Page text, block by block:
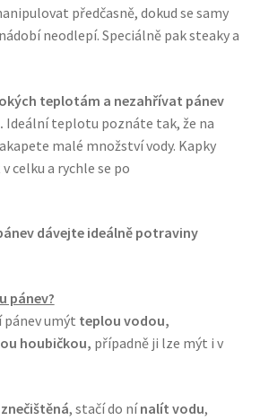
předčasně, dokud se samy
neodlepí. Speciálně pak steaky a
teplotám a nezahřívat pánev
Ideální teplotu poznáte tak, že na
malé množství vody. Kapky
celku a rychle se po
dávejte ideálně potraviny
pánev?
pánev umýt teplou vodou,
houbičkou, případně ji lze mýt i v
, stačí do nínalít vodu,